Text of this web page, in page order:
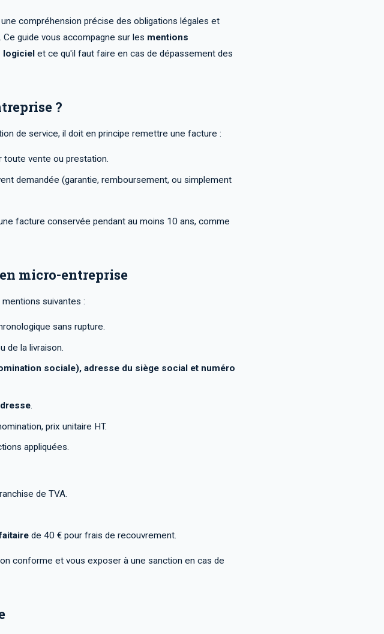
compréhension précise des obligations légales et
guide vous accompagne sur les mentions
logiciel et ce qu'il faut faire en cas de dépassement des
?
de service, il doit en principe remettre une facture :
toute vente ou prestation.
demandée (garantie, remboursement, ou simplement
facture conservée pendant au moins 10 ans, comme
micro-entreprise
suivantes :
sans rupture.
de la livraison.
sociale), adresse du siège social et numéro
.
prix unitaire HT.
appliquées.
de TVA.
de 40 € pour frais de recouvrement.
conforme et vous exposer à une sanction en cas de